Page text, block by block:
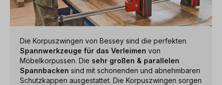
Die Korpuszwingen von Bessey sind die perfekten
Spannwerkzeuge für das Verleimen von
Möbelkorpussen. Die sehr großen & parallelen
Spannbacken sind mit schonenden und abnehmbaren
Schutzkappen ausgestattet. Die Korpuszwingen sorgen